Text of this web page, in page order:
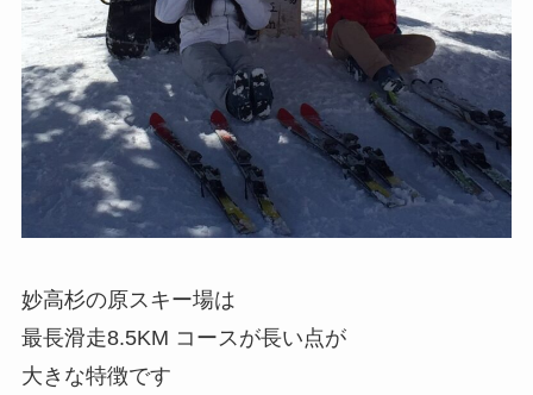
妙高杉の原スキー場は
最長滑走8.5KM コースが長い点が
大きな特徴です